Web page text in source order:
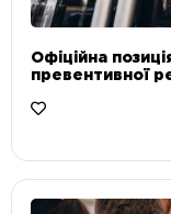
Офіційна
превентивної